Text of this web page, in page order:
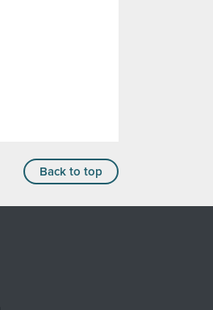
Back to top